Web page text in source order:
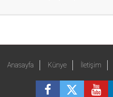
Anasayfa Künye İletişim